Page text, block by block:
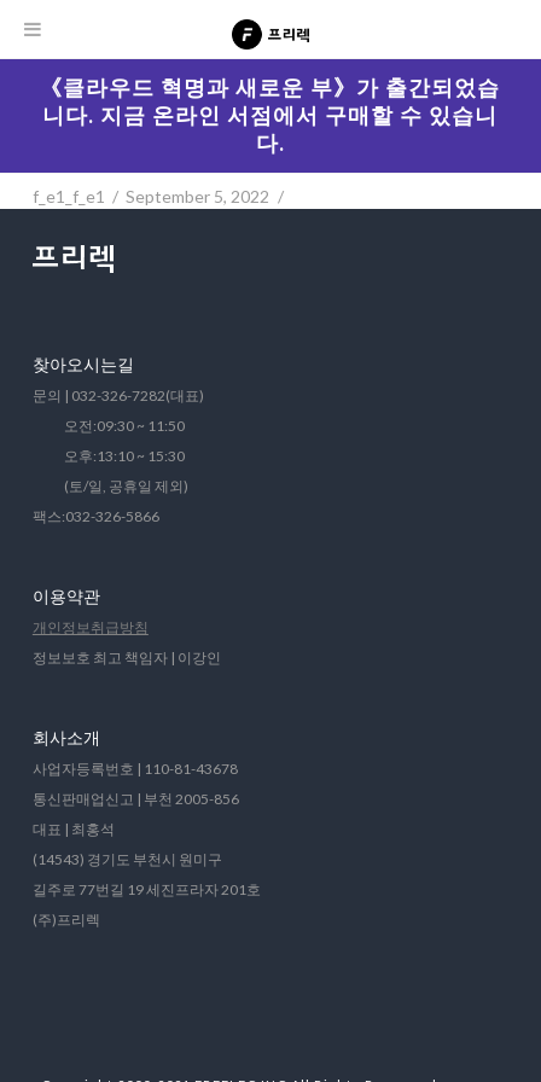
《클라우드 혁명과 새로운 부》가 출간되었습
니다. 지금 온라인 서점에서 구매할 수 있습니
다.
f_e1_f_e1 September 5, 2022
찾아오시는길
문의 | 032-326-7282(대표)
오전:09:30 ~ 11:50
오후:13:10 ~ 15:30
(토/일, 공휴일 제외)
팩스:032-326-5866
이용약관
개인정보취급방침
정보보호 최고 책임자 | 이강인
회사소개
사업자등록번호 | 110-81-43678
통신판매업신고 | 부천 2005-856
대표 | 최홍석
(14543) 경기도 부천시 원미구
길주로 77번길 19 세진프라자 201호
(주)프리렉